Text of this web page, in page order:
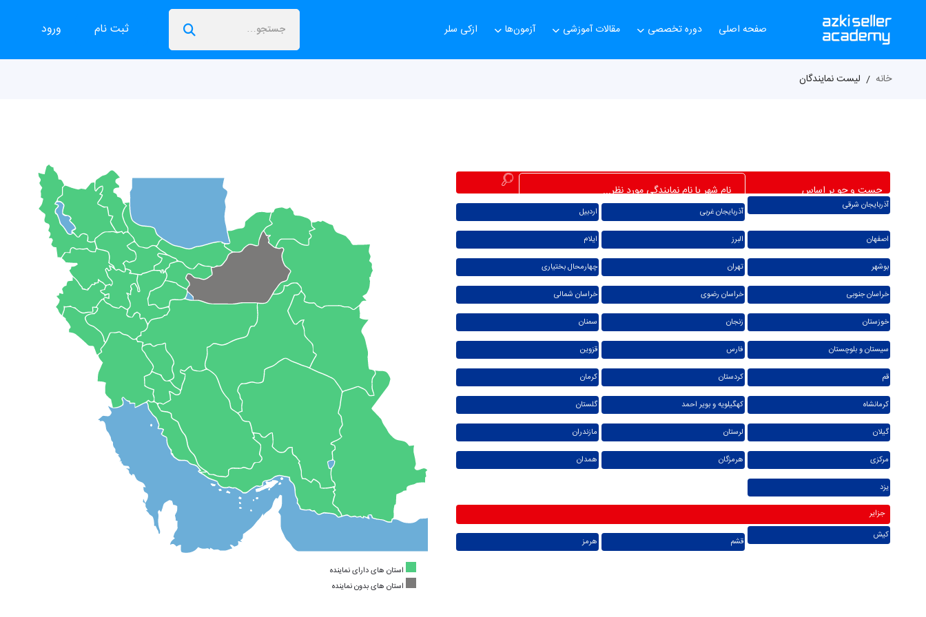
صفحه اصلی دوره تخصصی مقالات آموزشی آزمون‌ها ازکی سلر ورود ثبت نام
خانه لیست نمایندگان
استان های دارای نماینده
استان های بدون نماینده
آذربایجان شرقی
آذربایجان غربی اردبیل
اصفهان البرز ایلام
بوشهر تهران چهارمحال بختیاری
خراسان جنوبی خراسان رضوی خراسان شمالی
خوزستان زنجان سمنان
سیستان و بلوچستان فارس قزوین
قم کردستان کرمان
کرمانشاه کهگیلویه و بویر احمد گلستان
گیلان لرستان مازندران
مرکزی هرمزگان همدان
یزد
جزایر
کیش
قشم هرمز